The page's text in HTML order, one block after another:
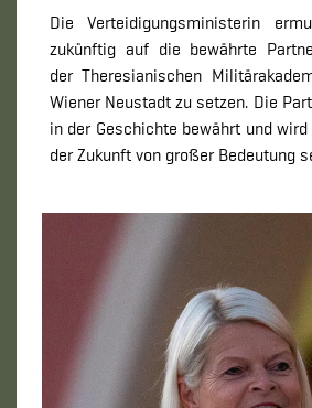
Die Verteidigungsministerin
zukünftig auf die bewährte
der Theresianischen
Wiener Neustadt zu setzen. Die
in der Geschichte bewährt und
der Zukunft von großer Bedeutung